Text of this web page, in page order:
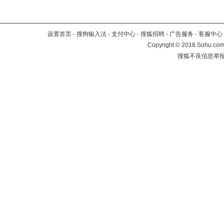
设置首页 - 搜狗输入法 - 支付中心 - 搜狐招聘 - 广告服务 - 客服中心
Copyright©2018
搜狐不良信息举